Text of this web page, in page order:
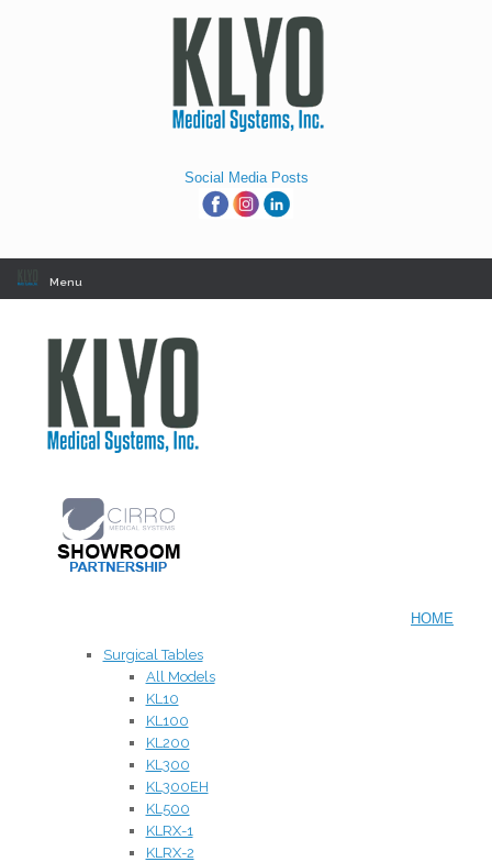
Social Media Posts
Menu
HOME
Surgical Tables
All Models
KL10
KL100
KL200
KL300
KL300EH
KL500
KLRX-1
KLRX-2